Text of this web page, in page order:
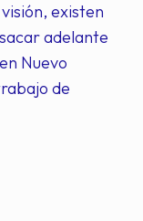
existen
adelante
Nuevo
de